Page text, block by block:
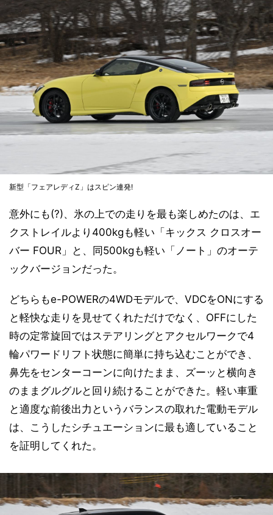
新型「フェアレディZ」はスピン連発!
意外にも(?)、氷の上での走りを最も楽しめたのは、エ
クストレイルより400kgも軽い「キックス クロスオー
バー FOUR」と、同500kgも軽い「ノート」のオーテ
ックバージョンだった。
どちらもe-POWERの4WDモデルで、VDCをONにする
と軽快な走りを見せてくれただけでなく、OFFにした
時の定常旋回ではステアリングとアクセルワークで4
輪パワードリフト状態に簡単に持ち込むことができ、
鼻先をセンターコーンに向けたまま、ズーッと横向き
のままグルグルと回り続けることができた。軽い車重
と適度な前後出力というバランスの取れた電動モデル
は、こうしたシチュエーションに最も適していること
を証明してくれた。